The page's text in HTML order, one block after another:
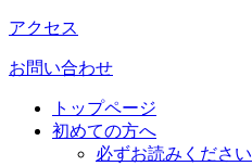
アクセス
お問い合わせ
トップページ
初めての方へ
必ずお読みください